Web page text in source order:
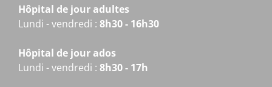
Hôpital de jour adultes
Lundi - vendredi : 8h30 - 16h30
Hôpital de jour ados
Lundi - vendredi : 8h30 - 17h